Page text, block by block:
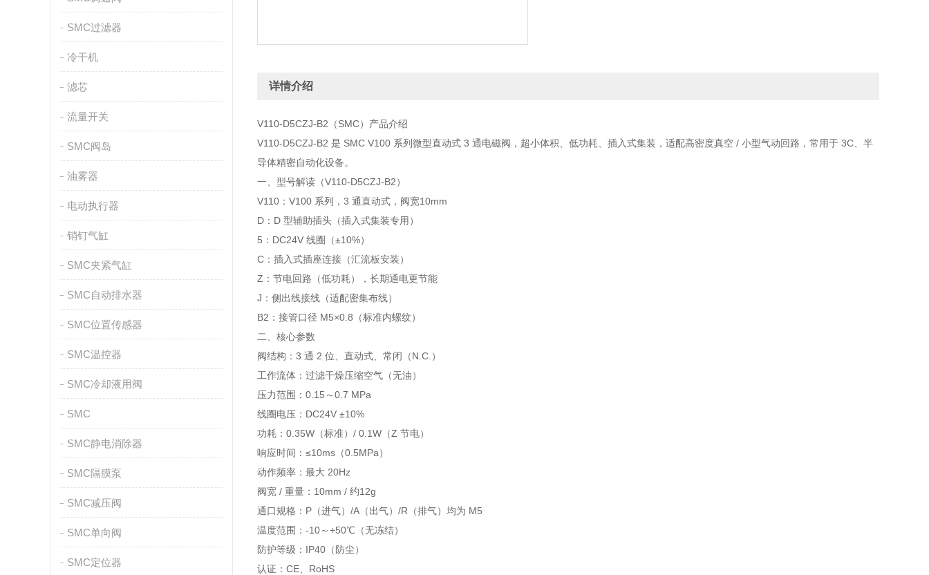
SMC过滤器
冷干机
滤芯
流量开关
SMC阀岛
油雾器
电动执行器
销钉气缸
SMC夹紧气缸
SMC自动排水器
SMC位置传感器
SMC温控器
SMC冷却液用阀
SMC
SMC静电消除器
SMC隔膜泵
SMC减压阀
SMC单向阀
SMC定位器
详情介绍
V110‑D5CZJ‑B2（SMC）产品介绍
V110‑D5CZJ‑B2 是 SMC V100 系列微型直动式 3 通电磁阀，超小体积、低功耗、插入式集装，适配高密度真空 / 小型气动回路，常用于 3C、半
导体精密自动化设备。
一、型号解读（V110‑D5CZJ‑B2）
V110：V100 系列，3 通直动式，阀宽10mm
D：D 型辅助插头（插入式集装专用）
5：DC24V 线圈（±10%）
C：插入式插座连接（汇流板安装）
Z：节电回路（低功耗），长期通电更节能
J：侧出线接线（适配密集布线）
B2：接管口径 M5×0.8（标准内螺纹）
二、核心参数
阀结构：3 通 2 位、直动式、常闭（N.C.）
工作流体：过滤干燥压缩空气（无油）
压力范围：0.15～0.7 MPa
线圈电压：DC24V ±10%
功耗：0.35W（标准）/ 0.1W（Z 节电）
响应时间：≤10ms（0.5MPa）
动作频率：最大 20Hz
阀宽 / 重量：10mm / 约12g
通口规格：P（进气）/A（出气）/R（排气）均为 M5
温度范围：‑10～+50℃（无冻结）
防护等级：IP40（防尘）
认证：CE、RoHS